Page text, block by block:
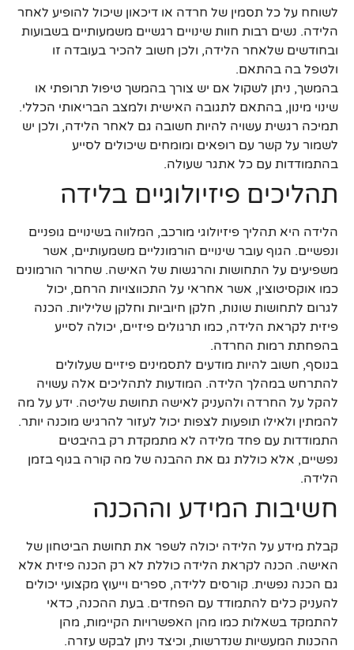
לשוחח על כל תסמין של חרדה או דיכאון שיכול להופיע לאחר
הלידה. נשים רבות חוות שינויים רגשיים משמעותיים בשבועות
ובחודשים שלאחר הלידה, ולכן חשוב להכיר בעובדה זו
ולטפל בה בהתאם.
בהמשך, ניתן לשקול אם יש צורך בהמשך טיפול תרופתי או
שינוי מינון, בהתאם לתגובה האישית ולמצב הבריאותי הכללי.
תמיכה רגשית עשויה להיות חשובה גם לאחר הלידה, ולכן יש
לשמור על קשר עם רופאים ומומחים שיכולים לסייע
בהתמודדות עם כל אתגר שעולה.
תהליכים פיזיולוגיים בלידה
הלידה היא תהליך פיזיולוגי מורכב, המלווה בשינויים גופניים
ונפשיים. הגוף עובר שינויים הורמונליים משמעותיים, אשר
משפיעים על התחושות והרגשות של האישה. שחרור הורמונים
כמו אוקסיטוצין, אשר אחראי על התכווצויות הרחם, יכול
לגרום לתחושות שונות, חלקן חיוביות וחלקן שליליות. הכנה
פיזית לקראת הלידה, כמו תרגולים פיזיים, יכולה לסייע
בהפחתת רמות החרדה.
בנוסף, חשוב להיות מודעים לתסמינים פיזיים שעלולים
להתרחש במהלך הלידה. המודעות לתהליכים אלה עשויה
להקל על החרדה ולהעניק לאישה תחושת שליטה. ידע על מה
להמתין ולאילו תופעות לצפות יכול לעזור להרגיש מוכנה יותר.
התמודדות עם פחד מלידה לא מתמקדת רק בהיבטים
נפשיים, אלא כוללת גם את ההבנה של מה קורה בגוף בזמן
הלידה.
חשיבות המידע וההכנה
קבלת מידע על הלידה יכולה לשפר את תחושת הביטחון של
האישה. הכנה לקראת הלידה כוללת לא רק הכנה פיזית אלא
גם הכנה נפשית. קורסים ללידה, ספרים וייעוץ מקצועי יכולים
להעניק כלים להתמודד עם הפחדים. בעת ההכנה, כדאי
להתמקד בשאלות כמו מהן האפשרויות הקיימות, מהן
ההכנות המעשיות שנדרשות, וכיצד ניתן לבקש עזרה.